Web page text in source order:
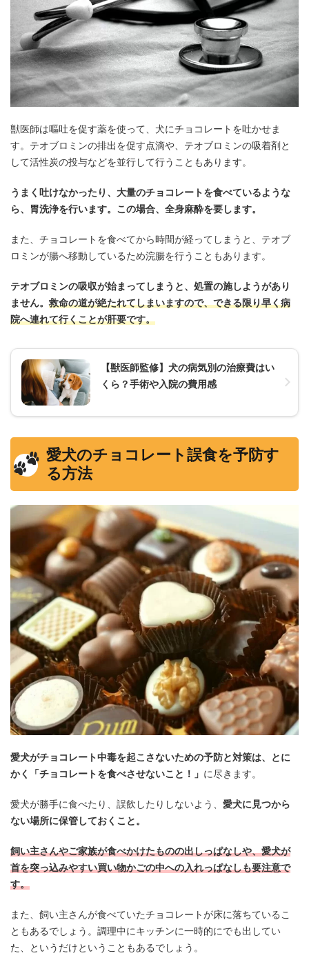
獣医師は嘔吐を促す薬を使って、犬にチョコレートを吐かせま
す。テオブロミンの排出を促す点滴や、テオブロミンの吸着剤と
して活性炭の投与などを並行して行うこともあります。
うまく吐けなかったり、大量のチョコレートを食べているような
ら、胃洗浄を行います。この場合、全身麻酔を要します。
また、チョコレートを食べてから時間が経ってしまうと、テオブ
ロミンが腸へ移動しているため浣腸を行うこともあります。
テオブロミンの吸収が始まってしまうと、処置の施しようがあり
ません。救命の道が絶たれてしまいますので、できる限り早く病
院へ連れて行くことが肝要です。
【獣医師監修】犬の病気別の治療費はい
くら？手術や入院の費用感
愛犬のチョコレート誤食を予防す
る方法
愛犬がチョコレート中毒を起こさないための予防と対策は、とに
かく「チョコレートを食べさせないこと！」 に尽きます。
愛犬が勝手に食べたり、誤飲したりしないよう、 愛犬に見つから
ない場所に保管しておくこと。
飼い主さんやご家族が食べかけたものの出しっぱなしや、愛犬が
首を突っ込みやすい買い物かごの中への入れっぱなしも要注意で
す。
また、飼い主さんが食べていたチョコレートが床に落ちているこ
ともあるでしょう。調理中にキッチンに一時的にでも出してい
た、というだけということもあるでしょう。